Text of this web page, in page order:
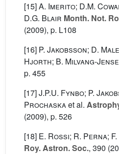
[15]A. Imerito; D.M.
D.G. Blair Month. Not.
(2009), p. L108
[16] P. Jakobsson; D.
Hjorth; B. Milvang-
p. 455
[17]J.P.U. Fynbo; P.
Prochaskaet al.
(2009), p. 526
[18] E. Rossi; R. Perna;
Roy. Astron. Soc., 390